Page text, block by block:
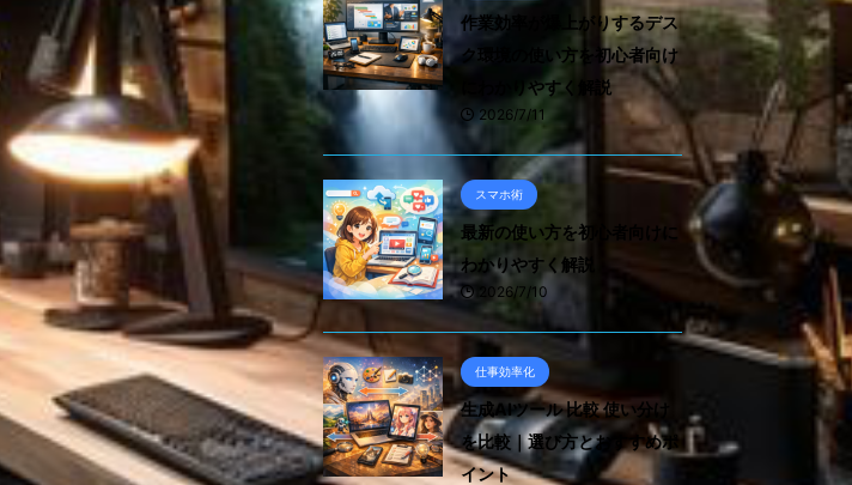
作業効率が爆上がりするデス
ク環境の使い方を初心者向け
にわかりやすく解説
2026/7/11
スマホ術
最新の使い方を初心者向けに
わかりやすく解説
2026/7/10
仕事効率化
生成AIツール 比較 使い分け
を比較｜選び方とおすすめポ
イント